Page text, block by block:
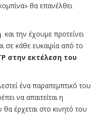
θα επανέλθει
και την έχουμε προτείνει
σε κάθε ευκαιρία από το
στην εκτέλεση του
ένα παραπεμπτικό του
να απαιτείται η
θα έρχεται στο κινητό του